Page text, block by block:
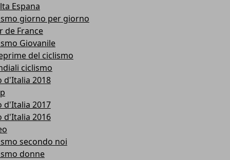
Espana
giorno per giorno
de France
Giovanile
del ciclismo
ciclismo
d'Italia 2018
d'Italia 2017
d'Italia 2016
secondo noi
donne